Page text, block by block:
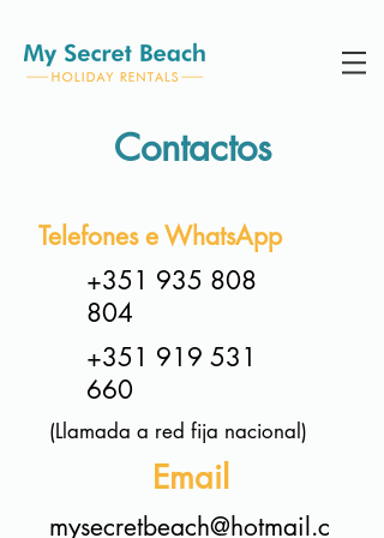
Contactos
Telefones e WhatsApp
+351 935 808
804
+351 919 531
660
(Llamada a red fija nacional)
Email
mysecretbeach@hotmail.c